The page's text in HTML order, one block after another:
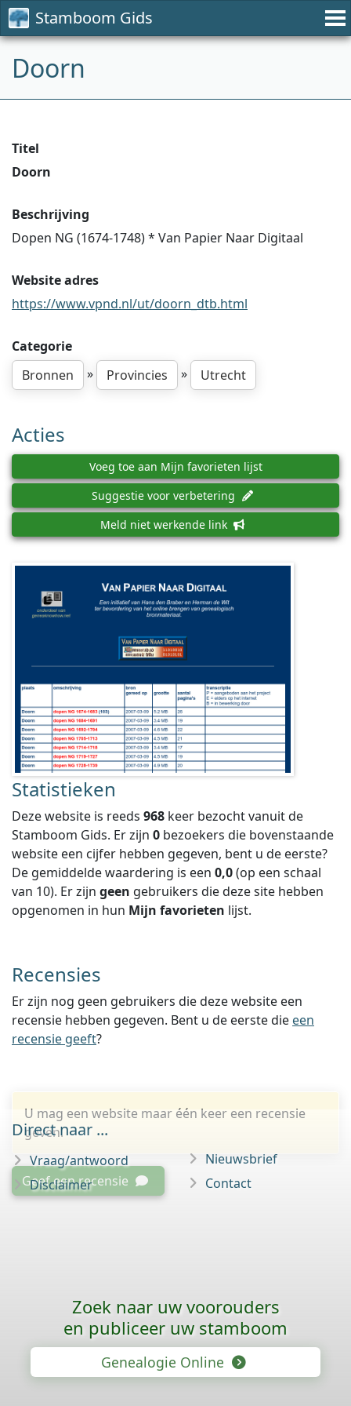
Stamboom Gids
Doorn
Titel
Doorn
Beschrijving
Dopen NG (1674-1748) * Van Papier Naar Digitaal
Website adres
https://www.vpnd.nl/ut/doorn_dtb.html
Categorie
Bronnen
» Provincies » Utrecht
Acties
Voeg toe aan Mijn favorieten lijst
Suggestie voor verbetering
Meld niet werkende link
Statistieken
Deze website is reeds 968 keer bezocht vanuit de
Stamboom Gids. Er zijn 0 bezoekers die bovenstaande
website een cijfer hebben gegeven, bent u de eerste?
De gemiddelde waardering is een 0,0(op een schaal
van 10). Er zijn geen gebruikers die deze site hebben
opgenomen in hun Mijn favorieten lijst.
Recensies
Er zijn nog geen gebruikers die deze website een
recensie hebben gegeven. Bent u de eerste die een
recensie geeft?
U mag een website maar één keer een recensie
geven.
Geef een recensie
Direct naar ...
Vraag/antwoord
Disclaimer
Nieuwsbrief
Contact
Zoek naar uw voorouders
en publiceer uw stamboom
Genealogie Online